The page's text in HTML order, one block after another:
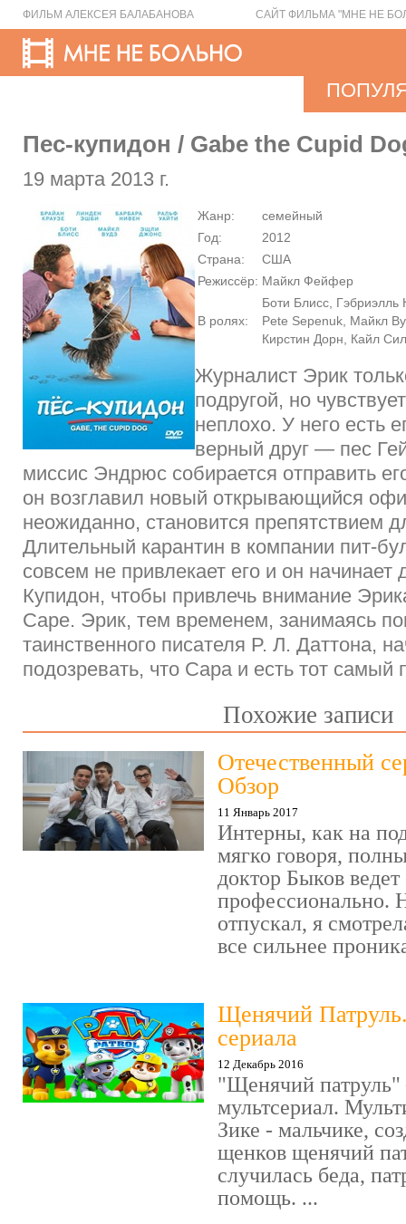
ФИЛЬМ АЛЕКСЕЯ БАЛАБАНОВА САЙТ ФИЛЬМА "МНЕ НЕ
Пес-купидон / Gabe the Cupid
19 марта 2013 г.
Жанр:
семейный
Год:
2012
Страна:
США
Режиссёр: Майкл Фейфер
В ролях:
Боти Блисс,
Pete Sepenuk, Майкл
Кирстин Дорн, Кайл
Журналист Эрик
подругой, но
неплохо. У него есть
верный друг — пес
миссис Эндрюс собирается отправить
он возглавил новый открывающийся
неожиданно, становится препятствием
Длительный карантин в компании пит-
совсем не привлекает его и он начинает
Купидон, чтобы привлечь внимание
Саре. Эрик, тем временем, занимаясь
таинственного писателя P. Л. Даттона,
подозревать, что Сара и есть тот самый
Похожие записи
Отечественный
Обзор
11 Январь 2017
Интерны, как на
мягко говоря,
доктор Быков ведет
профессионально.
отпускал, я
все сильнее
Щенячий
сериала
12 Декабрь 2016
"Щенячий патруль"
мультсериал.
Зике - мальчике,
щенков щенячий
случилась беда,
помощь. ...